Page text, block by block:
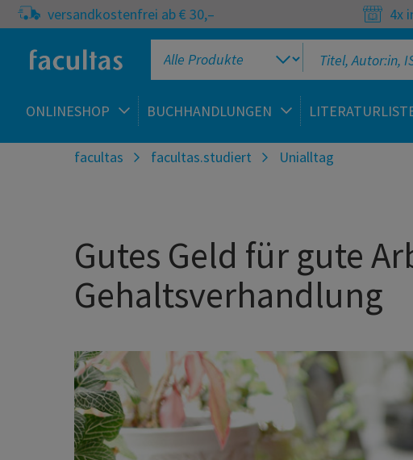
versandkostenfrei ab € 30,– 4x
ONLINESHOP BUCHHANDLUNGEN
facultas facultas.studiert Unialltag
Gutes Geld für gute
Gehaltsverhandlung